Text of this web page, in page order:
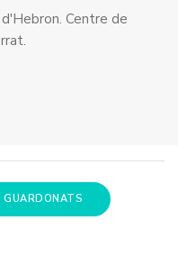
Centre de
GUARDONATS